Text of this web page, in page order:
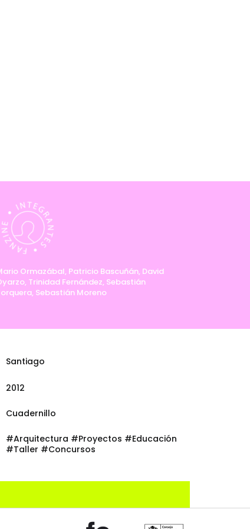
Ormazábal, Patricio Bascuñán, David
Trinidad Fernández, Sebastián
Sebastián Moreno
Santiago
2012
Cuadernillo
#Arquitectura #Proyectos #Educación
#Taller #Concursos